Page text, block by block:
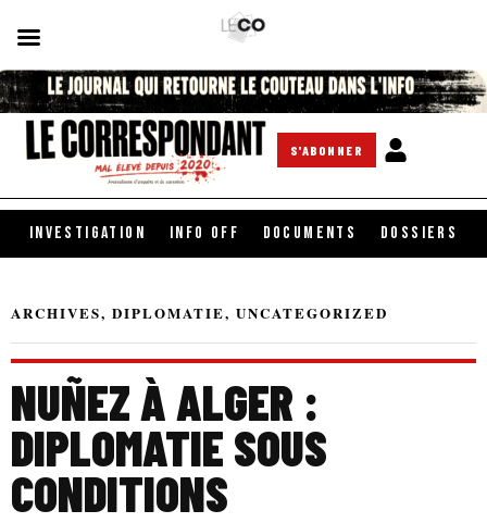
S'ABONNER
INVESTIGATION INFO OFF DOCUMENTS DOSSIERS
ARCHIVES, DIPLOMATIE, UNCATEGORIZED
NUÑEZ À ALGER :
DIPLOMATIE SOUS
CONDITIONS